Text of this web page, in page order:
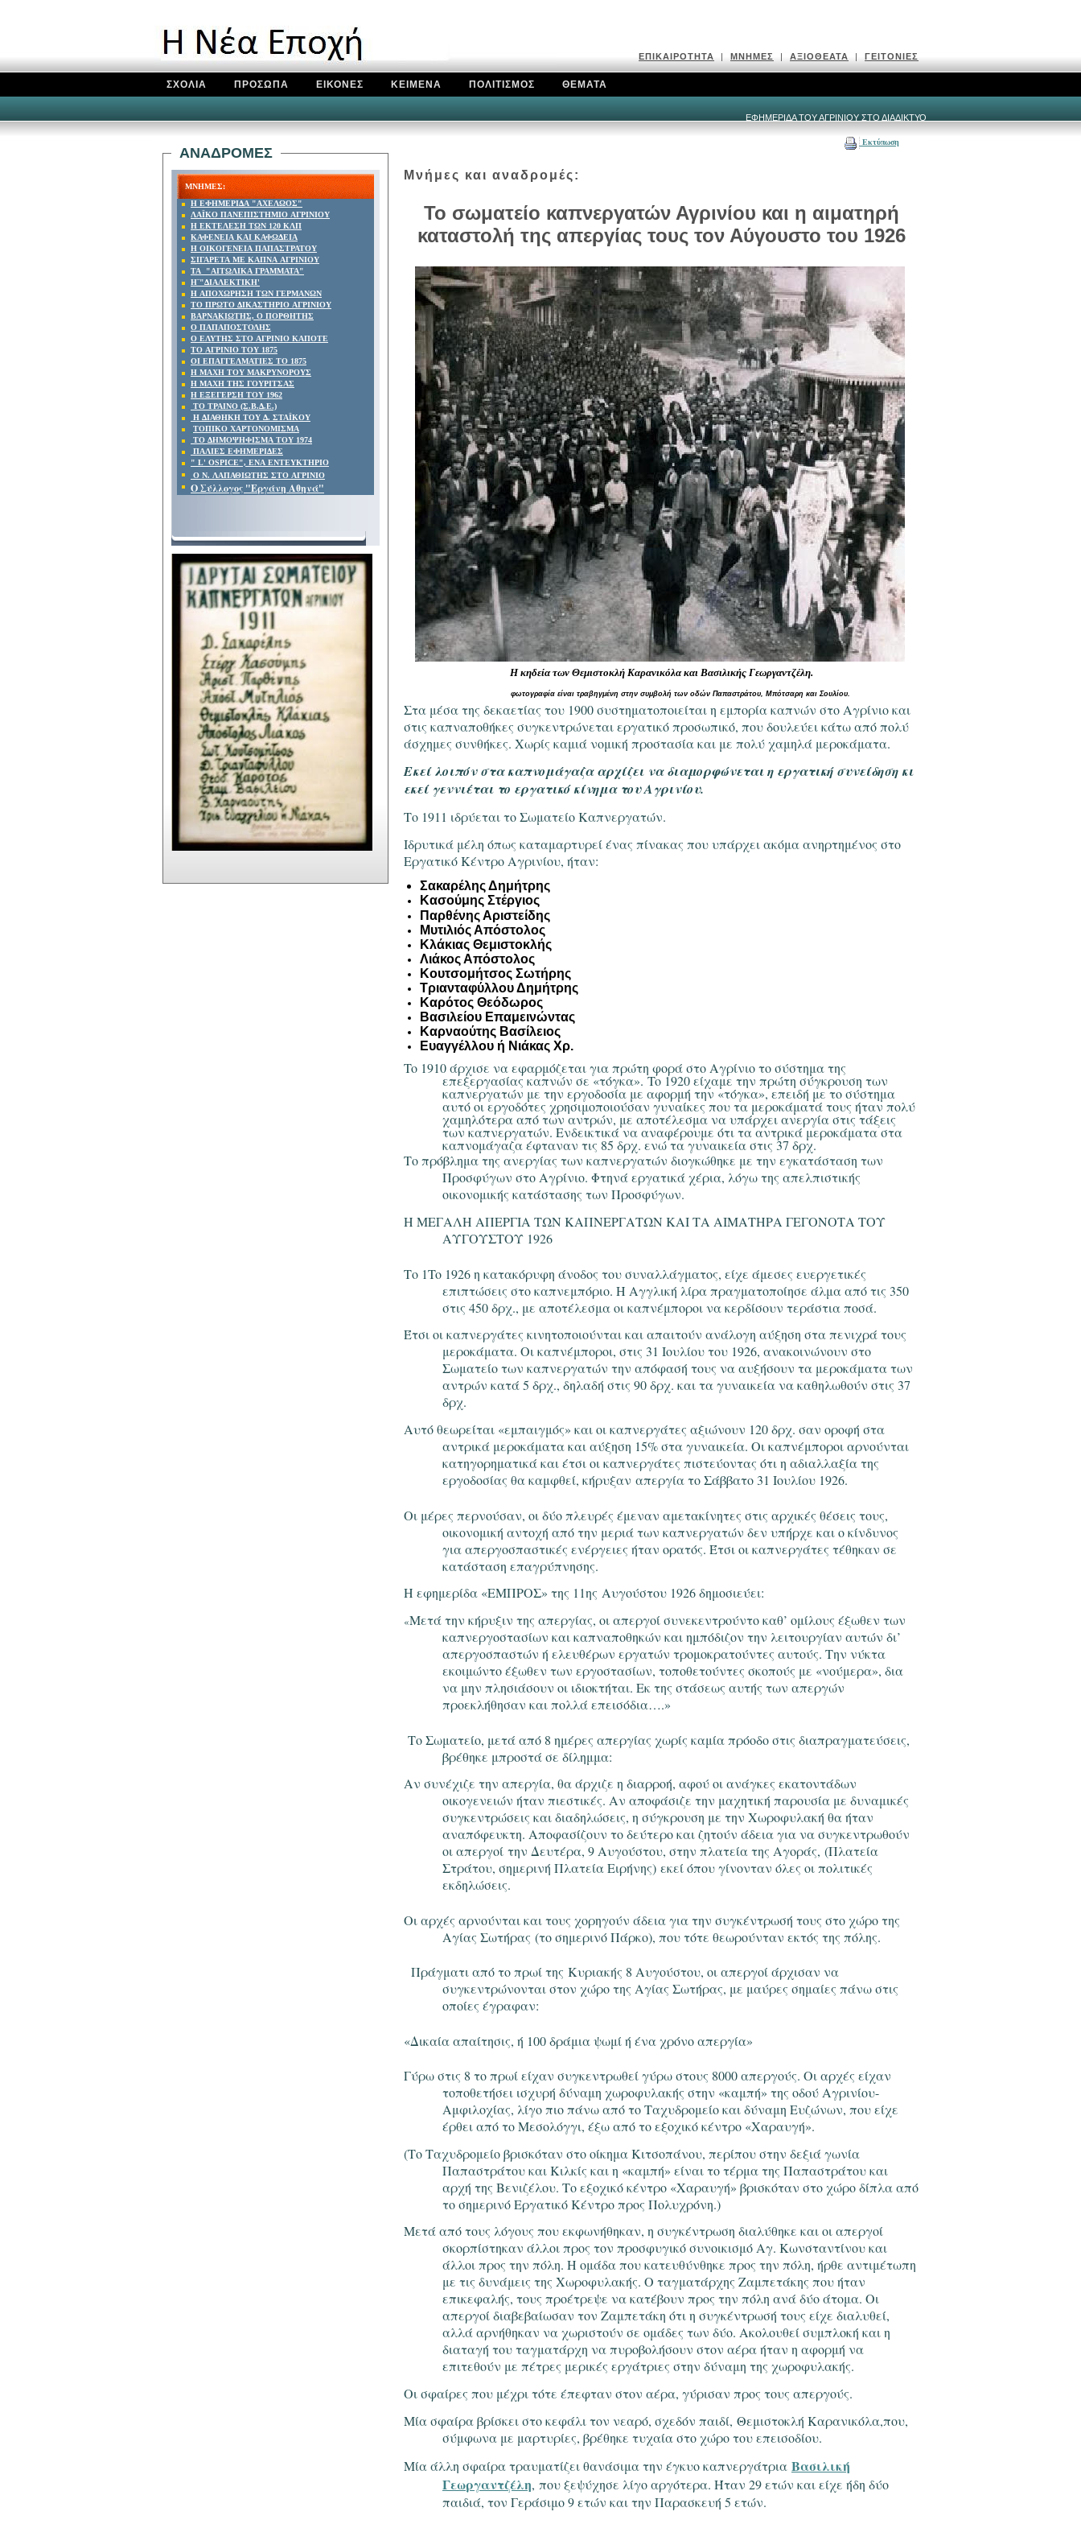
ΕΠΙΚΑΙΡΟΤΗΤΑ | ΜΝΗΜΕΣ | ΑΞΙΟΘΕΑΤΑ | ΓΕΙΤΟΝΙΕΣ
ΣΧΟΛΙΑ ΠΡΟΣΩΠΑ ΕΙΚΟΝΕΣ ΚΕΙΜΕΝΑ ΠΟΛΙΤΙΣΜΟΣ ΘΕΜΑΤΑ
ΕΦΗΜΕΡΙΔΑ ΤΟΥ ΑΓΡΙΝΙΟΥ ΣΤΟ ΔΙΑΔΙΚΤΥΟ
Εκτύπωση
Μνήμες και αναδρομές:
Το σωματείο καπνεργατών Αγρινίου και η αιματηρή
καταστολή της απεργίας τους τον Αύγουστο του 1926
Η κηδεία των Θεμιστοκλή Καρανικόλα και Βασιλικής Γεωργαντζέλη.
φωτογραφία είναι τραβηγμένη στην συμβολή των οδών Παπαστράτου, Μπότσαρη και Σουλίου.
Στα μέσα της δεκαετίας του 1900 συστηματοποιείται η εμπορία καπνών στο Αγρίνιο και
στις καπναποθήκες συγκεντρώνεται εργατικό προσωπικό, που δουλεύει κάτω από πολύ
άσχημες συνθήκες. Χωρίς καμιά νομική προστασία και με πολύ χαμηλά μεροκάματα.
Εκεί λοιπόν στα καπνομάγαζα αρχίζει να διαμορφώνεται η εργατική συνείδηση κι
εκεί γεννιέται το εργατικό κίνημα του Αγρινίου.
Το 1911 ιδρύεται το Σωματείο Καπνεργατών.
Ιδρυτικά μέλη όπως καταμαρτυρεί ένας πίνακας που υπάρχει ακόμα ανηρτημένος στο
Εργατικό Κέντρο Αγρινίου, ήταν:
Σακαρέλης Δημήτρης
Κασούμης Στέργιος
Παρθένης Αριστείδης
Μυτιλιός Απόστολος
Κλάκιας Θεμιστοκλής
Λιάκος Απόστολος
Κουτσομήτσος Σωτήρης
Τριανταφύλλου Δημήτρης
Καρότος Θεόδωρος
Βασιλείου Επαμεινώντας
Καρναούτης Βασίλειος
Ευαγγέλλου ή Νιάκας Χρ.
To 1910 άρχισε να εφαρμόζεται για πρώτη φορά στο Αγρίνιο το σύστημα της
επεξεργασίας καπνών σε «τόγκα». To 1920 είχαμε την πρώτη σύγκρουση των
καπνεργατών με την εργοδοσία με αφορμή την «τόγκα», επειδή με το σύστημα
αυτό οι εργοδότες χρησιμοποιούσαν γυναίκες που τα μεροκάματά τους ήταν πολύ
χαμηλότερα από των αντρών, με αποτέλεσμα να υπάρχει ανεργία στις τάξεις
των καπνεργατών. Ενδεικτικά να αναφέρουμε ότι τα αντρικά μεροκάματα στα
καπνομάγαζα έφταναν τις 85 δρχ. ενώ τα γυναικεία στις 37 δρχ.
Το πρόβλημα της ανεργίας των καπνεργατών διογκώθηκε με την εγκατάσταση των
Προσφύγων στο Αγρίνιο. Φτηνά εργατικά χέρια, λόγω της απελπιστικής
οικονομικής κατάστασης των Προσφύγων.
Η ΜΕΓΑΛΗ ΑΠΕΡΓΙΑ ΤΩΝ ΚΑΠΝΕΡΓΑΤΩΝ ΚΑΙ ΤΑ ΑΙΜΑΤΗΡΑ ΓΕΓΟΝΟΤΑ ΤΟΥ
ΑΥΓΟΥΣΤΟΥ 1926
Το 1To 1926 η κατακόρυφη άνοδος του συναλλάγματος, είχε άμεσες ευεργετικές
επιπτώσεις στο καπνεμπόριο. Η Αγγλική λίρα πραγματοποίησε άλμα από τις 350
στις 450 δρχ., με αποτέλεσμα οι καπνέμποροι να κερδίσουν τεράστια ποσά.
Έτσι οι καπνεργάτες κινητοποιούνται και απαιτούν ανάλογη αύξηση στα πενιχρά τους
μεροκάματα. Οι καπνέμποροι, στις 31 Ιουλίου του 1926, ανακοινώνουν στο
Σωματείο των καπνεργατών την απόφασή τους να αυξήσουν τα μεροκάματα των
αντρών κατά 5 δρχ., δηλαδή στις 90 δρχ. και τα γυναικεία να καθηλωθούν στις 37
δρχ.
Αυτό θεωρείται «εμπαιγμός» και οι καπνεργάτες αξιώνουν 120 δρχ. σαν οροφή στα
αντρικά μεροκάματα και αύξηση 15% στα γυναικεία. Οι καπνέμποροι αρνούνται
κατηγορηματικά και έτσι οι καπνεργάτες πιστεύοντας ότι η αδιαλλαξία της
εργοδοσίας θα καμφθεί, κήρυξαν απεργία το Σάββατο 31 Ιουλίου 1926.
Οι μέρες περνούσαν, οι δύο πλευρές έμεναν αμετακίνητες στις αρχικές θέσεις τους,
οικονομική αντοχή από την μεριά των καπνεργατών δεν υπήρχε και ο κίνδυνος
για απεργοσπαστικές ενέργειες ήταν ορατός. Έτσι οι καπνεργάτες τέθηκαν σε
κατάσταση επαγρύπνησης.
Η εφημερίδα «ΕΜΠΡΟΣ» της 11ης Αυγούστου 1926 δημοσιεύει:
«Μετά την κήρυξιν της απεργίας, οι απεργοί συνεκεντρούντο καθ’ ομίλους έξωθεν των
καπνεργοστασίων και καπναποθηκών και ημπόδιζον την λειτουργίαν αυτών δι’
απεργοσπαστών ή ελευθέρων εργατών τρομοκρατούντες αυτούς. Την νύκτα
εκοιμώντο έξωθεν των εργοστασίων, τοποθετούντες σκοπούς με «νούμερα», δια
να μην πλησιάσουν οι ιδιοκτήται. Εκ της στάσεως αυτής των απεργών
προεκλήθησαν και πολλά επεισόδια….»
Το Σωματείο, μετά από 8 ημέρες απεργίας χωρίς καμία πρόοδο στις διαπραγματεύσεις,
βρέθηκε μπροστά σε δίλημμα:
Αν συνέχιζε την απεργία, θα άρχιζε η διαρροή, αφού οι ανάγκες εκατοντάδων
οικογενειών ήταν πιεστικές. Αν αποφάσιζε την μαχητική παρουσία με δυναμικές
συγκεντρώσεις και διαδηλώσεις, η σύγκρουση με την Χωροφυλακή θα ήταν
αναπόφευκτη. Αποφασίζουν το δεύτερο και ζητούν άδεια για να συγκεντρωθούν
οι απεργοί την Δευτέρα, 9 Αυγούστου, στην πλατεία της Αγοράς, (Πλατεία
Στράτου, σημερινή Πλατεία Ειρήνης) εκεί όπου γίνονταν όλες οι πολιτικές
εκδηλώσεις.
Οι αρχές αρνούνται και τους χορηγούν άδεια για την συγκέντρωσή τους στο χώρο της
Αγίας Σωτήρας (το σημερινό Πάρκο), που τότε θεωρούνταν εκτός της πόλης.
Πράγματι από το πρωί της Κυριακής 8 Αυγούστου, οι απεργοί άρχισαν να
συγκεντρώνονται στον χώρο της Αγίας Σωτήρας, με μαύρες σημαίες πάνω στις
οποίες έγραφαν:
«Δικαία απαίτησις, ή 100 δράμια ψωμί ή ένα χρόνο απεργία»
Γύρω στις 8 το πρωί είχαν συγκεντρωθεί γύρω στους 8000 απεργούς. Οι αρχές είχαν
τοποθετήσει ισχυρή δύναμη χωροφυλακής στην «καμπή» της οδού Αγρινίου-
Αμφιλοχίας, λίγο πιο πάνω από το Ταχυδρομείο και δύναμη Ευζώνων, που είχε
έρθει από το Μεσολόγγι, έξω από το εξοχικό κέντρο «Χαραυγή».
(Το Ταχυδρομείο βρισκόταν στο οίκημα Κιτσοπάνου, περίπου στην δεξιά γωνία
Παπαστράτου και Κιλκίς και η «καμπή» είναι το τέρμα της Παπαστράτου και
αρχή της Βενιζέλου. Το εξοχικό κέντρο «Χαραυγή» βρισκόταν στο χώρο δίπλα από
το σημερινό Εργατικό Κέντρο προς Πολυχρόνη.)
Μετά από τους λόγους που εκφωνήθηκαν, η συγκέντρωση διαλύθηκε και οι απεργοί
σκορπίστηκαν άλλοι προς τον προσφυγικό συνοικισμό Αγ. Κωνσταντίνου και
άλλοι προς την πόλη. Η ομάδα που κατευθύνθηκε προς την πόλη, ήρθε αντιμέτωπη
με τις δυνάμεις της Χωροφυλακής. Ο ταγματάρχης Ζαμπετάκης που ήταν
επικεφαλής, τους προέτρεψε να κατέβουν προς την πόλη ανά δύο άτομα. Οι
απεργοί διαβεβαίωσαν τον Ζαμπετάκη ότι η συγκέντρωσή τους είχε διαλυθεί,
αλλά αρνήθηκαν να χωριστούν σε ομάδες των δύο. Ακολουθεί συμπλοκή και η
διαταγή του ταγματάρχη να πυροβολήσουν στον αέρα ήταν η αφορμή να
επιτεθούν με πέτρες μερικές εργάτριες στην δύναμη της χωροφυλακής.
Οι σφαίρες που μέχρι τότε έπεφταν στον αέρα, γύρισαν προς τους απεργούς.
Μία σφαίρα βρίσκει στο κεφάλι τον νεαρό, σχεδόν παιδί, Θεμιστοκλή Καρανικόλα,που,
σύμφωνα με μαρτυρίες, βρέθηκε τυχαία στο χώρο του επεισοδίου.
Μία άλλη σφαίρα τραυματίζει θανάσιμα την έγκυο καπνεργάτρια Βασιλική
Γεωργαντζέλη, που ξεψύχησε λίγο αργότερα. Ήταν 29 ετών και είχε ήδη δύο
παιδιά, τον Γεράσιμο 9 ετών και την Παρασκευή 5 ετών.
ΑΝΑΔΡΟΜΕΣ
ΜΝΗΜΕΣ:
Η ΕΦΗΜΕΡΙΔΑ "ΑΧΕΛΩΟΣ"
ΛΑΪΚΟ ΠΑΝΕΠΙΣΤΗΜΙΟ ΑΓΡΙΝΙΟΥ
Η ΕΚΤΕΛΕΣΗ ΤΩΝ 120 ΚΛΠ
ΚΑΦΕΝΕΙΑ ΚΑΙ ΚΑΦΩΔΕΙΑ
Η ΟΙΚΟΓΕΝΕΙΑ ΠΑΠΑΣΤΡΑΤΟΥ
ΣΙΓΑΡΕΤΑ ΜΕ ΚΑΠΝΑ ΑΓΡΙΝΙΟΥ
ΤΑ "ΑΙΤΩΛΙΚΑ ΓΡΑΜΜΑΤΑ"
Η¨"ΔΙΑΛΕΚΤΙΚΗ'
Η ΑΠΟΧΩΡΗΣΗ ΤΩΝ ΓΕΡΜΑΝΩΝ
ΤΟ ΠΡΩΤΟ ΔΙΚΑΣΤΗΡΙΟ ΑΓΡΙΝΙΟΥ
ΒΑΡΝΑΚΙΩΤΗΣ, Ο ΠΟΡΘΗΤΗΣ
Ο ΠΑΠΑΠΟΣΤΟΛΗΣ
Ο ΕΛΥΤΗΣ ΣΤΟ ΑΓΡΙΝΙΟ ΚΑΠΟΤΕ
ΤΟ ΑΓΡΙΝΙΟ ΤΟΥ 1875
ΟΙ ΕΠΑΓΓΕΛΜΑΤΙΕΣ ΤΟ 1875
Η ΜΑΧΗ ΤΟΥ ΜΑΚΡΥΝΟΡΟΥΣ
Η ΜΑΧΗ ΤΗΣ ΓΟΥΡΙΤΣΑΣ
Η ΕΞΕΓΕΡΣΗ ΤΟΥ 1962
ΤΟ ΤΡΑΙΝΟ (Σ.Β.Δ.Ε.)
Η ΔΙΑΘΗΚΗ ΤΟΥ Δ. ΣΤΑΪΚΟΥ
ΤΟΠΙΚΟ ΧΑΡΤΟΝΟΜΙΣΜΑ
ΤΟ ΔΗΜΟΨΗΦΙΣΜΑ ΤΟΥ 1974
ΠΑΛΙΕΣ ΕΦΗΜΕΡΙΔΕΣ
" L' OSPICE", ΕΝΑ ΕΝΤΕΥΚΤΗΡΙΟ
Ο Ν. ΛΑΠΑΘΙΩΤΗΣ ΣΤΟ ΑΓΡΙΝΙΟ
Ο Σύλλογος "Εργάνη Αθηνά"